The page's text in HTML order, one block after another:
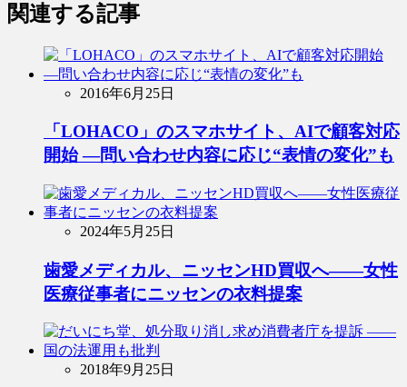
関連する記事
2016年6月25日
「LOHACO」のスマホサイト、AIで顧客対応
開始 ―問い合わせ内容に応じ“表情の変化”も
2024年5月25日
歯愛メディカル、ニッセンHD買収へ――女性
医療従事者にニッセンの衣料提案
2018年9月25日